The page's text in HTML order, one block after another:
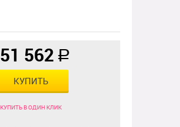
51 562 a
КУПИТЬ
КУПИТЬ В ОДИН КЛИК